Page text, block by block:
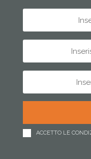
ACCETTO LE